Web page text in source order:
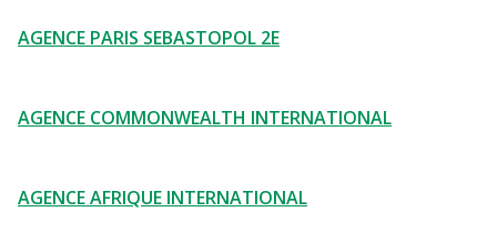
AGENCE PARIS SEBASTOPOL 2E
AGENCE COMMONWEALTH INTERNATIONAL
AGENCE AFRIQUE INTERNATIONAL